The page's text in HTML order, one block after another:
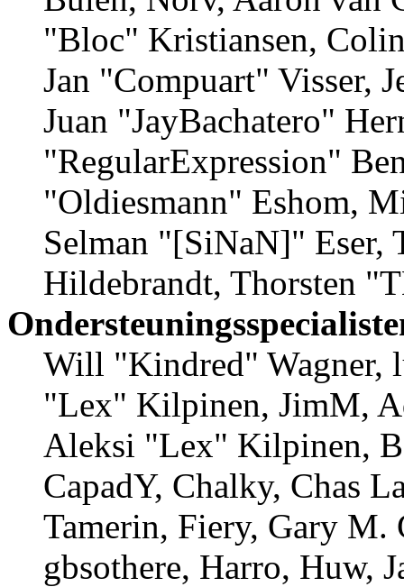
"Bloc" Kristiansen,
Jan "Compuart" Visser,
Juan "JayBachatero"
"RegularExpression"
"Oldiesmann" Eshom,
Selman "[SiNaN]" Eser,
Hildebrandt, Thorsten
Will "Kindred" Wagner,
"Lex" Kilpinen, JimM,
Aleksi "Lex" Kilpinen,
CapadY, Chalky, Chas
Tamerin, Fiery, Gary M.
gbsothere, Harro, Huw,